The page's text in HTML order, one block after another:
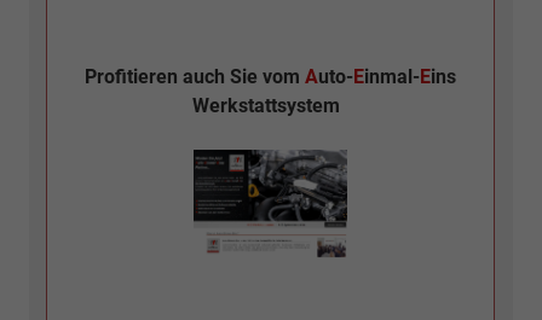
Profitieren auch Sie vomAuto- Einmal- Eins
Werkstattsystem